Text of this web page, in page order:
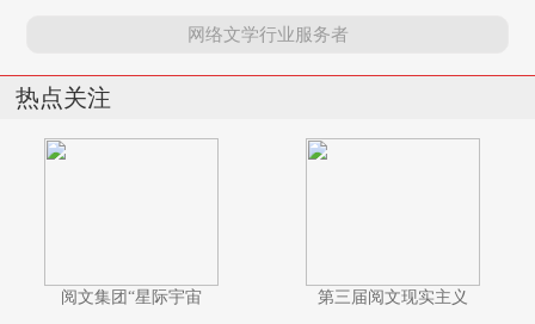
网络文学行业服务者
热点关注
阅文集团“星际宇宙 第三届阅文现实主义